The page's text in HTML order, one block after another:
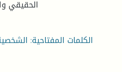
الحقيقي